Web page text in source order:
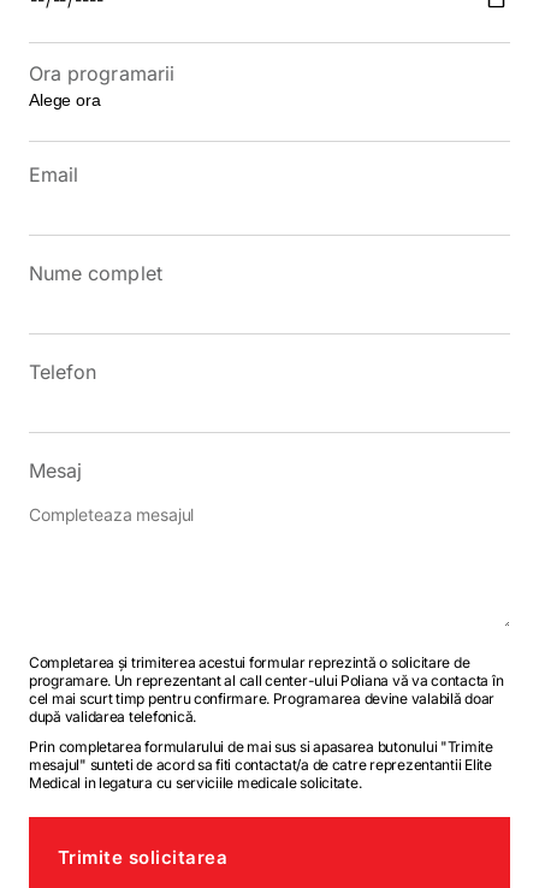
Ora programarii
Email
Nume complet
Telefon
Mesaj
Completarea și trimiterea acestui formular reprezintă o solicitare de
programare. Un reprezentant al call center-ului Poliana vă va contacta în
cel mai scurt timp pentru confirmare. Programarea devine valabilă doar
după validarea telefonică.
Prin completarea formularului de mai sus si apasarea butonului "Trimite
mesajul" sunteti de acord sa fiti contactat/a de catre reprezentantii Elite
Medical in legatura cu serviciile medicale solicitate.
Trimite solicitarea